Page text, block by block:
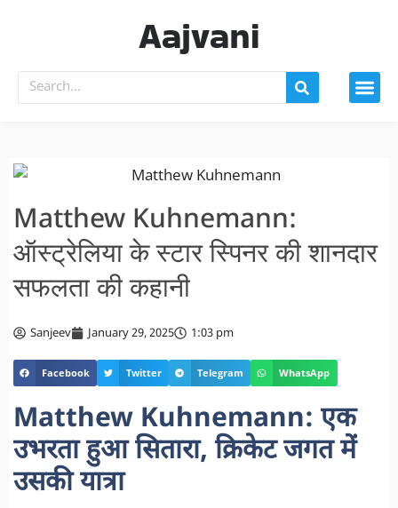
Aajvani
Matthew Kuhnemann:
ऑस्ट्रेलिया के स्टार स्पिनर की शानदार
सफलता की कहानी
Sanjeev January 29, 2025 1:03 pm
Facebook Twitter Telegram WhatsApp
Matthew Kuhnemann: एक
उभरता हुआ सितारा, क्रिकेट जगत में
उसकी यात्रा